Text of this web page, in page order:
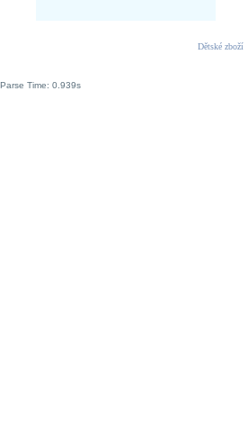
Dětské zboží
Parse Time: 0.939s